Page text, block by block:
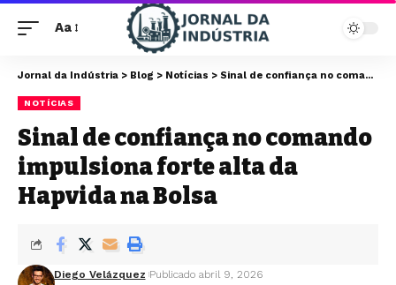
Aa
Jornal da Indústria > Blog > Notícias > Sinal de confiança no comando impulsiona forte alta da Hapvida na Bolsa
NOTÍCIAS
Sinal de confiança no comando
impulsiona forte alta da
Hapvida na Bolsa
Diego Velázquez Publicado abril 9, 2026